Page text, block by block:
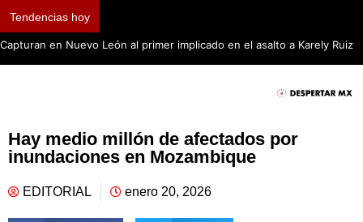
Tendencias hoy
Capturan en Nuevo León al primer implicado en el asalto a Karely Ruiz
Hay medio millón de afectados por
inundaciones en Mozambique
EDITORIAL enero 20, 2026